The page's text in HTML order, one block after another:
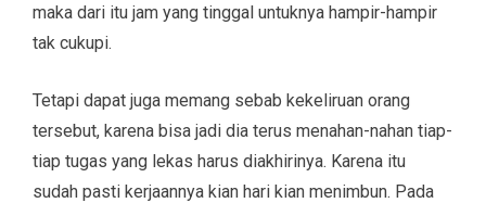
maka dari itu jam yang tinggal untuknya hampir-hampir
tak cukupi.
Tetapi dapat juga memang sebab kekeliruan orang
tersebut, karena bisa jadi dia terus menahan-nahan tiap-
tiap tugas yang lekas harus diakhirinya. Karena itu
sudah pasti kerjaannya kian hari kian menimbun. Pada